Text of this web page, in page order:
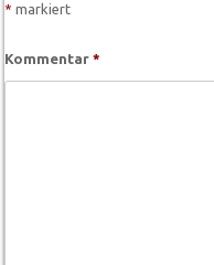
* markiert
Kommentar*